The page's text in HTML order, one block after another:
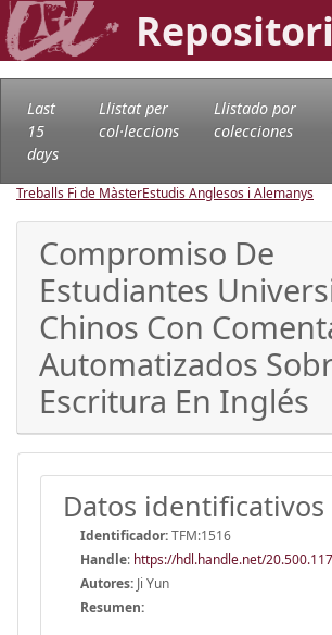
Last
15
days
Llistat per
col·leccions
Llistado por
colecciones
Treballs Fi de MàsterEstudis Anglesos i Alemanys
Compromiso De
Estudiantes
Chinos Con
Automatizados
Escritura En Inglés
Datos identificativos
Identificador:TFM:1516
Handle: https://hdl.handle.net/
Autores: Ji Yun
Resumen: